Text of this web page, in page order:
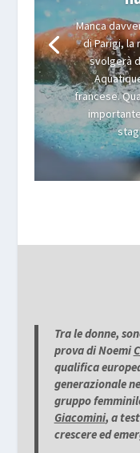
Manca
di Parigi, la
svolgerà
francese.
Tra le donne,
prova di Noemi
qualifica
generazionale
gruppo
Giacomini, a
crescere ed